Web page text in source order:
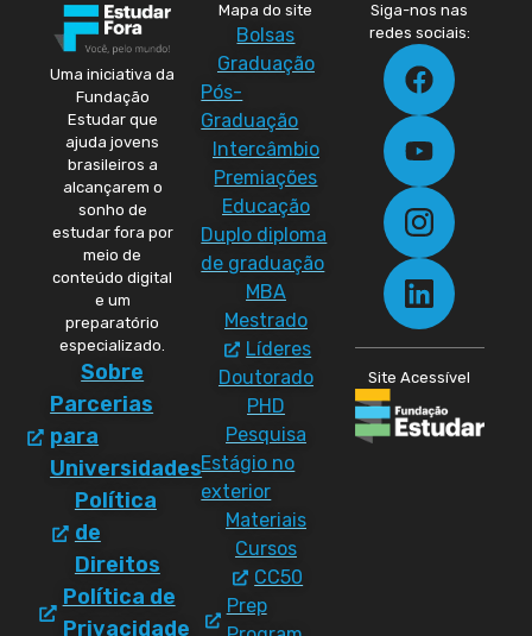
Uma iniciativa da
Fundação
Estudar que
ajuda jovens
brasileiros a
alcançarem o
sonho de
estudar fora por
meio de
conteúdo digital
e um
preparatório
especializado.
Sobre
Parcerias
para
Universidades
Política
de
Direitos
Política de
Privacidade
Mapa do site
Bolsas
Graduação
Pós-
Graduação
Intercâmbio
Premiações
Educação
Duplo diploma
de graduação
MBA
Mestrado
Líderes
Doutorado
PHD
Pesquisa
Estágio no
exterior
Materiais
Cursos
CC50
Prep
Siga-nos nas
redes sociais:
Site Acessível